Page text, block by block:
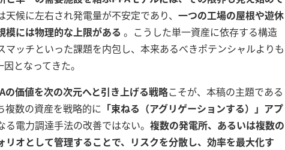
候に左右され発電量が不安定であり、 一つの工場の屋根や遊休
模には物理的な上限がある 。こうした単一資産に依存する構造
マッチといった課題を内包し、本来あるべきポテンシャルよりも
となってきた。
の価値を次の次元へと引き上げる戦略こそが、本稿の主題である
複数の資産を戦略的に 「束ねる（アグリゲーションする）」アプ
電力調達手法の改善ではない。 複数の発電所、あるいは複数の
リオとして管理することで、リスクを分散し、効率を最大化す